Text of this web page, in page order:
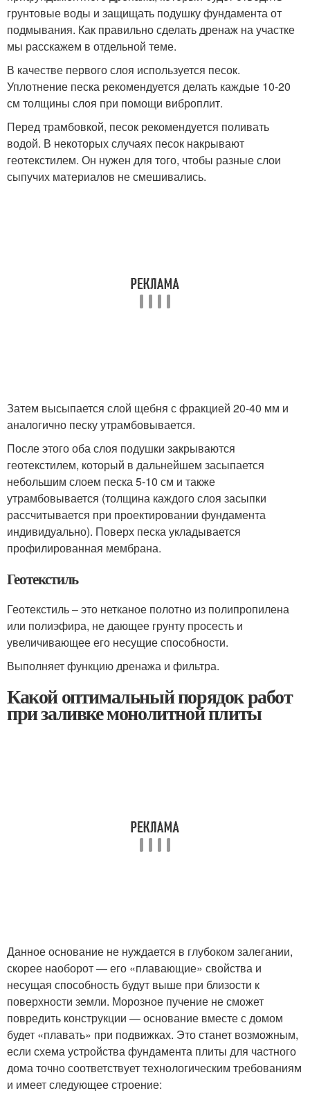
грунтовые воды и защищать подушку фундамента от
подмывания. Как правильно сделать дренаж на участке
мы расскажем в отдельной теме.
В качестве первого слоя используется песок.
Уплотнение песка рекомендуется делать каждые 10-20
см толщины слоя при помощи виброплит.
Перед трамбовкой, песок рекомендуется поливать
водой. В некоторых случаях песок накрывают
геотекстилем. Он нужен для того, чтобы разные слои
сыпучих материалов не смешивались.
Затем высыпается слой щебня с фракцией 20-40 мм и
аналогично песку утрамбовывается.
После этого оба слоя подушки закрываются
геотекстилем, который в дальнейшем засыпается
небольшим слоем песка 5-10 см и также
утрамбовывается (толщина каждого слоя засыпки
рассчитывается при проектировании фундамента
индивидуально). Поверх песка укладывается
профилированная мембрана.
Геотекстиль
Геотекстиль – это нетканое полотно из полипропилена
или полиэфира, не дающее грунту просесть и
увеличивающее его несущие способности.
Выполняет функцию дренажа и фильтра.
Какой оптимальный порядок работ
при заливке монолитной плиты
Данное основание не нуждается в глубоком залегании,
скорее наоборот — его «плавающие» свойства и
несущая способность будут выше при близости к
поверхности земли. Морозное пучение не сможет
повредить конструкции — основание вместе с домом
будет «плавать» при подвижках. Это станет возможным,
если схема устройства фундамента плиты для частного
дома точно соответствует технологическим требованиям
и имеет следующее строение: